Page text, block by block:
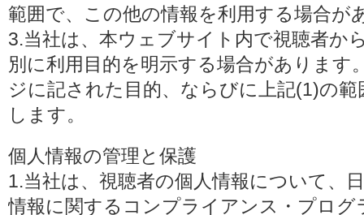
範囲で、この他の情報を利用する場合が
3.当社は、本ウェブサイト内で視聴者か
別に利用目的を明示する場合があります
ジに記された目的、ならびに上記(1)の
します。
個人情報の管理と保護
1.当社は、視聴者の個人情報について、
情報に関するコンプライアンス・プロ